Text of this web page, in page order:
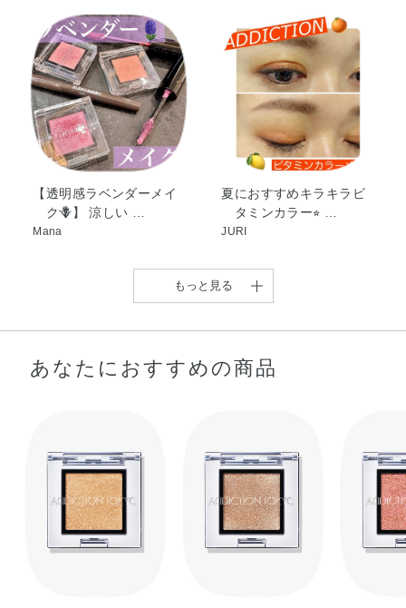
酸化チタン・酸化鉄
【透明感ラベンダーメイ
ク🪻】 涼しい …
Mana
夏におすすめキラキラビ
タミンカラー⭐︎ …
JURI
【ブラウンカラーの印象
の違い】 今回は …
chi.
【カラーマスカラから限
定色が登場】 ア …
ʀɪʀɪʀɪ
【アディクションの冬ス
パークル】 アデ …
ʀɪʀɪʀɪ
ADDICTION 定番ブラウ
ンカラー …
☆ADDICTION ブラウン
でサマーを …
Sumire
ADDICTION おすすめ夏
メイク ☆ …
chi.
もっと見る
あなたにおすすめの商品